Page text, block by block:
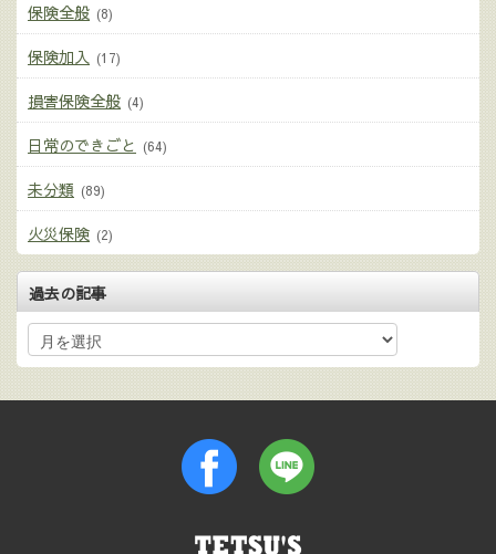
保険全般 (8)
保険加入 (17)
損害保険全般 (4)
日常のできごと (64)
未分類 (89)
火災保険 (2)
過去の記事